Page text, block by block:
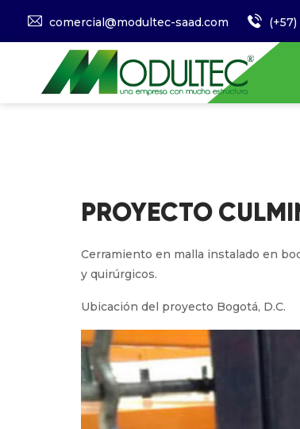
comercial@modultec-saad.com
PROYECTO
Cerramiento en malla instalado en
y quirúrgicos.
Ubicación del proyecto Bogotá, D.C.